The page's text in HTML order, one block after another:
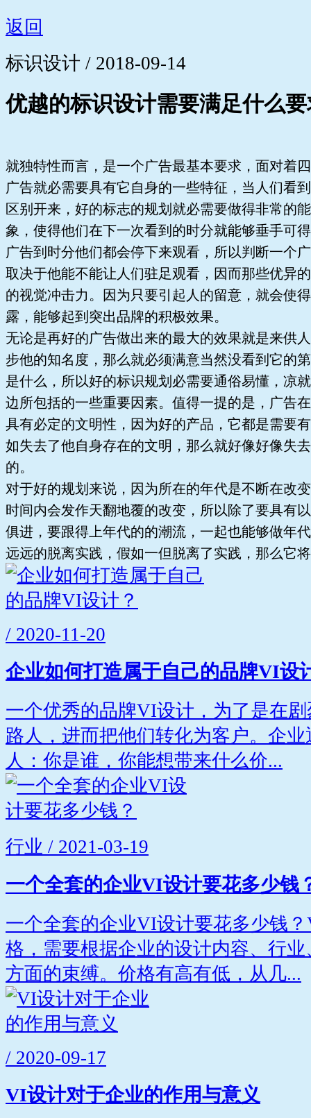
返回
标识设计 / 2018-09-14
优越的标识设计需要满足什么
就独特性而言，是一个广告最基本要求，面对着
广告就必需要具有它自身的一些特征，当人们看
区别开来，好的标志的规划就必需要做得非常的
象，使得他们在下一次看到的时分就能够垂手可
广告到时分他们都会停下来观看，所以判断一个
取决于他能不能让人们驻足观看，因而那些优异
的视觉冲击力。因为只要引起人的留意，就会使
露，能够起到突出品牌的积极效果。
无论是再好的广告做出来的最大的效果就是来供
步他的知名度，那么就必须满意当然没看到它的
是什么，所以好的标识规划必需要通俗易懂，凉
边所包括的一些重要因素。值得一提的是，广告
具有必定的文明性，因为好的产品，它都是需要
如失去了他自身存在的文明，那么就好像好像失
的。
对于好的规划来说，因为所在的年代是不断在改
时间内会发作天翻地覆的改变，所以除了要具有
俱进，要跟得上年代的的潮流，一起也能够做年
远远的脱离实践，假如一但脱离了实践，那么它
/ 2020-11-20
企业如何打造属于自己的品牌VI设
一个优秀的品牌VI设计，为了是在
路人，进而把他们转化为客户。企
人：你是谁，你能想带来什么价...
行业 / 2021-03-19
一个全套的企业VI设计要花多少钱
一个全套的企业VI设计要花多少钱
格，需要根据企业的设计内容、行
方面的束缚。价格有高有低，从几...
/ 2020-09-17
VI设计对于企业的作用与意义